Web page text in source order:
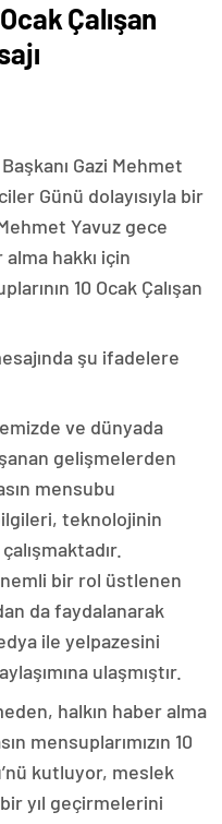
Çalışan
Gazi Mehmet
Günü dolayısıyla bir
Yavuz gece
hakkı için
10 Ocak Çalışan
şu ifadelere
ve dünyada
gelişmelerden
mensubu
teknolojinin
bir rol üstlenen
da faydalanarak
ile yelpazesini
ulaşmıştır.
halkın haber alma
mensuplarımızın 10
kutluyor, meslek
yıl geçirmelerini